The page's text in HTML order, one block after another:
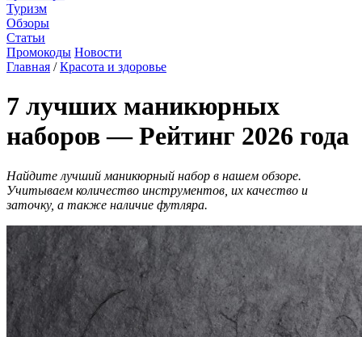
Туризм
Обзоры
Статьи
Промокоды Новости
Главная /Красота и здоровье
7 лучших маникюрных
наборов — Рейтинг 2026 года
Найдите лучший маникюрный набор в нашем обзоре.
Учитываем количество инструментов, их качество и
заточку, а также наличие футляра.